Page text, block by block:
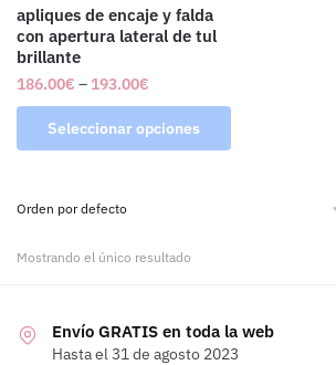
apliques de encaje y falda
con apertura lateral de tul
brillante
186.00€ – 193.00€
Seleccionar opciones
Mostrando el único resultado
Envío GRATIS en toda la web
Hasta el 31 de agosto 2023